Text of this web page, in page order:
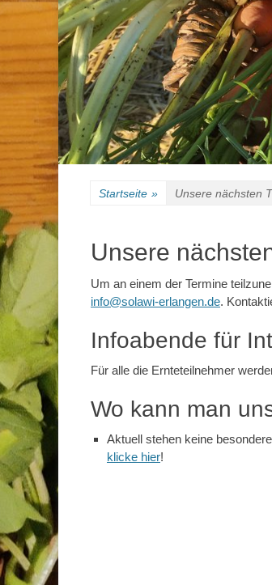
Startseite » Unsere nächsten
Unsere
Um an einem der Termine
info@solawi-erlangen.de.
Infoabende für
Für alle die Ernteteilnehmer
Wo kann man
Aktuell stehen keine
klicke hier!